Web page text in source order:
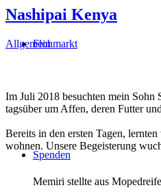
Flohmarkt
Spenden
Nashipai Kenya
Allgemein
Im Juli 2018 besuchten mein
tagsüber um Affen, deren Futter
Bereits in den ersten Tagen,
wohnen. Unsere Begeisterung
Memiri stellte aus